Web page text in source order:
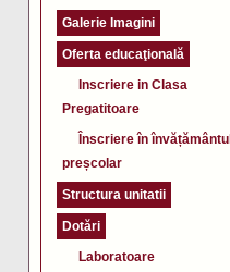
Galerie Imagini
Oferta educaţională
Inscriere in Clasa
Pregatitoare
Înscriere în învățământul
preșcolar
Structura unitatii
Dotări
Laboratoare